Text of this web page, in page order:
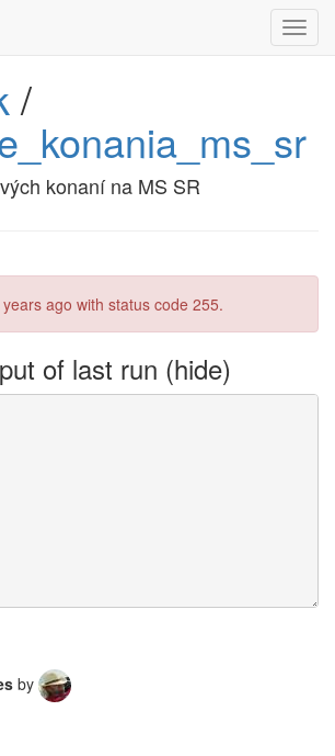
/
konaní na MS SR
ago with status code 255.
of last run
by